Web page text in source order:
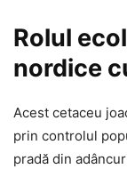
Rolul
nordice
Acest cetaceu
prin controlul
pradă din